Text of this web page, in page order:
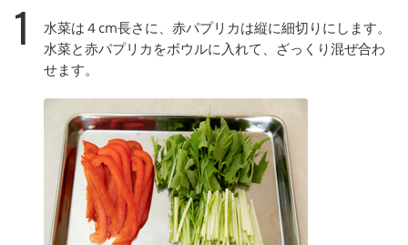
1
水菜は４cm長さに、赤パプリカは縦に細切りにします。
水菜と赤パプリカをボウルに入れて、ざっくり混ぜ合わ
せます。